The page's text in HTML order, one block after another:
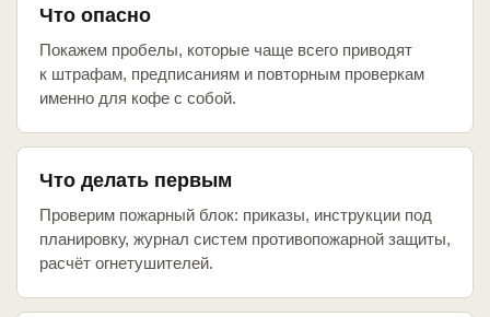
Что опасно
Покажем пробелы, которые чаще всего приводят
к штрафам, предписаниям и повторным проверкам
именно для кофе с собой.
Что делать первым
Проверим пожарный блок: приказы, инструкции под
планировку, журнал систем противопожарной защиты,
расчёт огнетушителей.